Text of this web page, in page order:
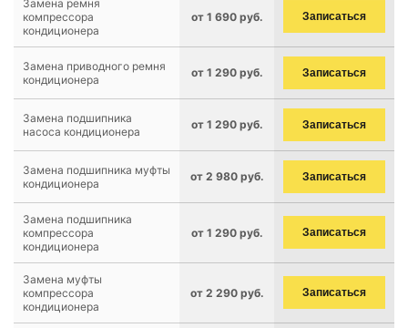
Замена ремня
компрессора
кондиционера
от 1 690 руб. Записаться
Замена приводного ремня
кондиционера
от 1 290 руб. Записаться
Замена подшипника
насоса кондиционера
от 1 290 руб. Записаться
Замена подшипника муфты
кондиционера
от 2 980 руб. Записаться
Замена подшипника
компрессора
кондиционера
от 1 290 руб. Записаться
Замена муфты
компрессора
кондиционера
от 2 290 руб. Записаться